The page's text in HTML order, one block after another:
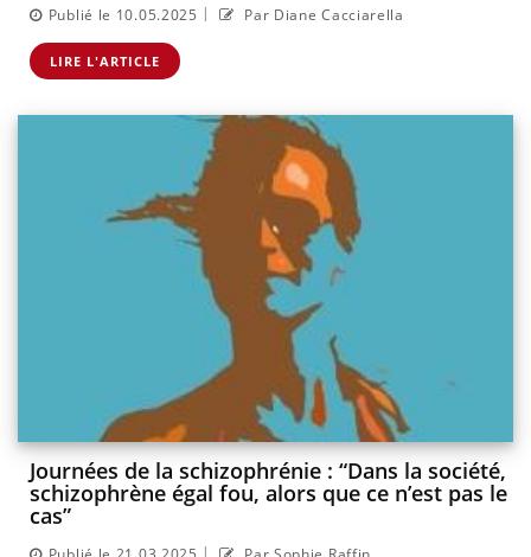
Publié le 10.05.2025 | Par Diane Cacciarella
LIRE L'ARTICLE
Journées de la schizophrénie : “Dans la société,
schizophrène égal fou, alors que ce n’est pas le
cas”
|